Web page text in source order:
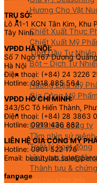
Hương Cho Vật
Nguyên Liệu Tự Nhiên
Chiết Xuất Thực
Chiết Xuất Mỹ
Tinh Dầu Tự Nhiên
Bột – Dịch Tự
Hương Liệu Mỹ Phẩm & Gia
Hương Liệu Mỹ
Gia Công Mỹ Phẩm
Về chúng tôi
Giới thiệu công ty
Tầm nhìn sứ mệnh
Triết lý hoạt động
Lĩnh vực hoạt động
Thành tựu &
Nghiên Cứu & Phát Triển
TRỤ SỞ:
Lô A1-1 KCN Tân Kim, Khu
Tây Ninh
VPĐD HÀ NỘI:
Số 7 Ngõ 167 Dương
Hà Nội
Điện thoại: (+84) 24 3226
Hotline: 0918 885 564
VPĐD HỒ CHÍ MINH:
343/5C Tô Hiến Thành,
Điện thoại: (+84) 28 3863
Hotline: 0919 436 882
LIÊN HỆ GIA CÔNG MỸ
Hotline: 0901 522 176
Email:
fanpage